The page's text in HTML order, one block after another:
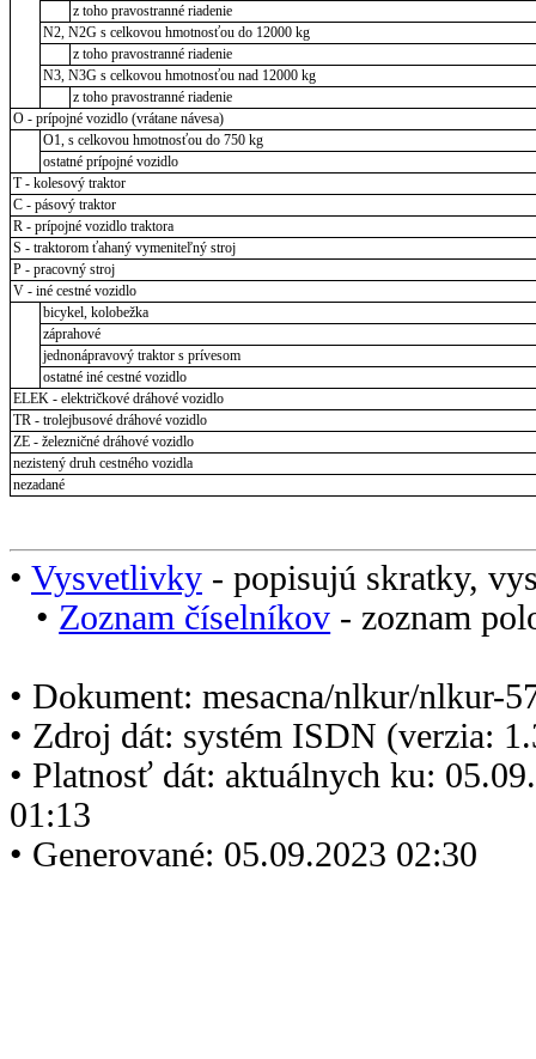
z toho pravostranné riadenie
N2, N2G s celkovou hmotnosťou do 12000 kg
z toho pravostranné riadenie
N3, N3G s celkovou hmotnosťou nad 12000 kg
z toho pravostranné riadenie
O - prípojné vozidlo (vrátane návesa)
O1, s celkovou hmotnosťou do 750 kg
ostatné prípojné vozidlo
T - kolesový traktor
C - pásový traktor
R - prípojné vozidlo traktora
S - traktorom ťahaný vymeniteľný stroj
P - pracovný stroj
V - iné cestné vozidlo
bicykel, kolobežka
záprahové
jednonápravový traktor s prívesom
ostatné iné cestné vozidlo
ELEK - električkové dráhové vozidlo
TR - trolejbusové dráhové vozidlo
ZE - železničné dráhové vozidlo
nezistený druh cestného vozidla
nezadané
• Vysvetlivky - popisujú skratky,
• Zoznam číselníkov - zoznam
• Dokument: mesacna/nlkur/nlkur-
• Zdroj dát: systém ISDN (verzia:
• Platnosť dát: aktuálnych ku:
01:13
• Generované: 05.09.2023 02:30